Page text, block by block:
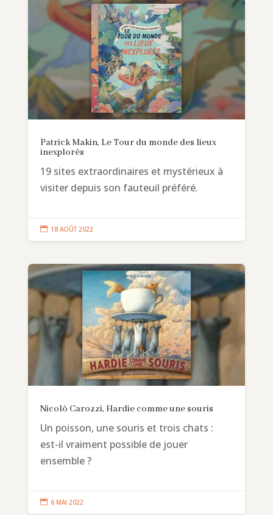
Patrick Makin, Le Tour du monde des lieux
inexplorés
19 sites extraordinaires et mystérieux à
visiter depuis son fauteuil préféré.
 18 AOÛT 2022
Nicolò Carozzi, Hardie comme une souris
Un poisson, une souris et trois chats :
est-il vraiment possible de jouer
ensemble ?
 6 MAI 2022